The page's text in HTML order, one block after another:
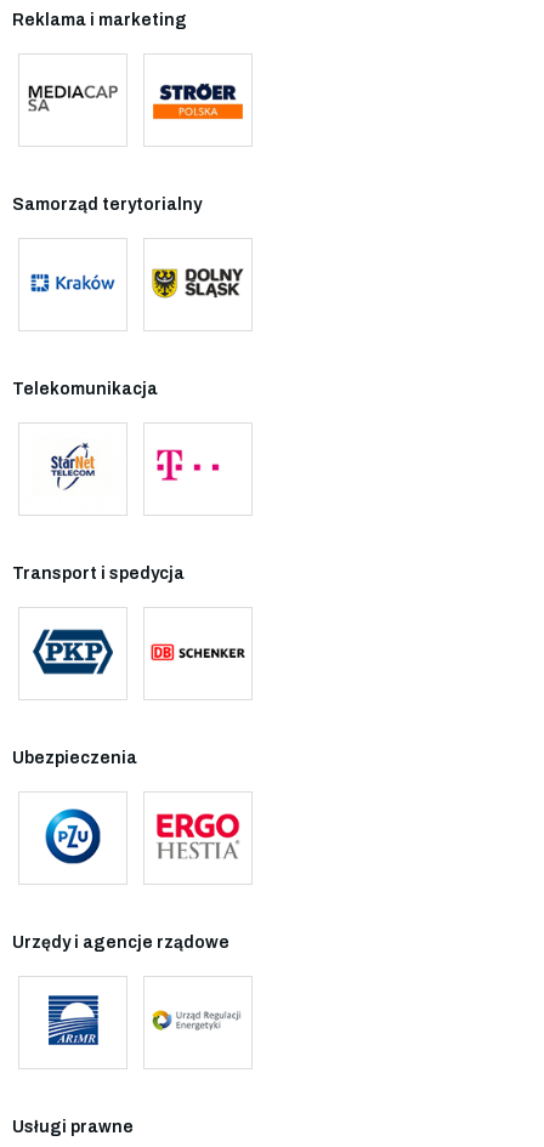
Reklama i marketing
Samorząd terytorialny
Telekomunikacja
Transport i spedycja
Ubezpieczenia
Urzędy i agencje rządowe
Usługi prawne